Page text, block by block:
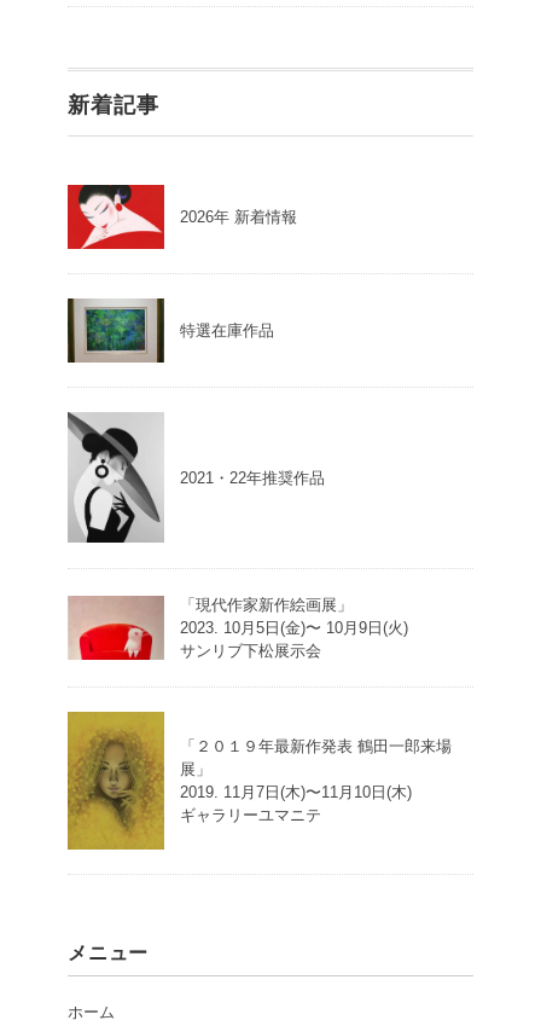
新着記事
2026年 新着情報
特選在庫作品
2021・22年推奨作品
「現代作家新作絵画展」
2023. 10月5日(金)〜 10月9日(火)
サンリブ下松展示会
「２０１９年最新作発表 鶴田一郎来場
展」
2019. 11月7日(木)〜11月10日(木)
ギャラリーユマニテ
メニュー
ホーム